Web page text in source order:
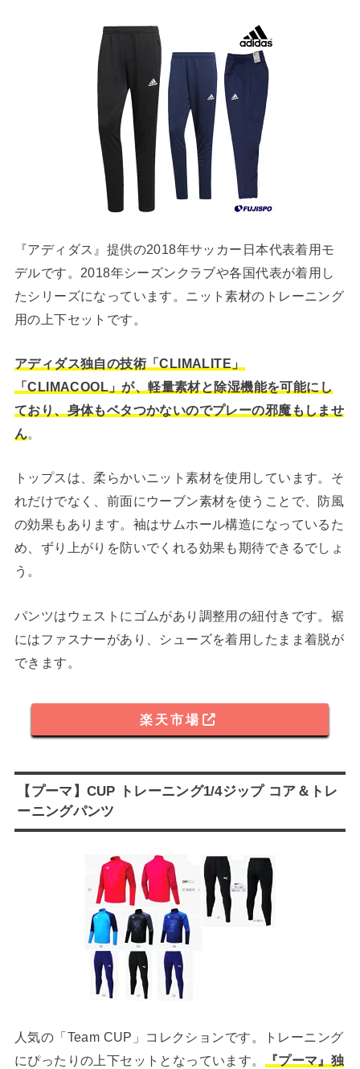
『アディダス』提供の2018年サッカー日本代表着用モ
デルです。2018年シーズンクラブや各国代表が着用し
たシリーズになっています。ニット素材のトレーニング
用の上下セットです。
アディダス独自の技術「CLIMALITE」
「CLIMACOOL」が、軽量素材と除湿機能を可能にし
ており、身体もベタつかないのでプレーの邪魔もしませ
ん。
トップスは、柔らかいニット素材を使用しています。そ
れだけでなく、前面にウーブン素材を使うことで、防風
の効果もあります。袖はサムホール構造になっているた
め、ずり上がりを防いでくれる効果も期待できるでしょ
う。
パンツはウェストにゴムがあり調整用の紐付きです。裾
にはファスナーがあり、シューズを着用したまま着脱が
できます。
楽天市場
【プーマ】CUP トレーニング1/4ジップ コア＆トレ
ーニングパンツ
人気の「Team CUP」コレクションです。トレーニング
にぴったりの上下セットとなっています。
『プーマ』独